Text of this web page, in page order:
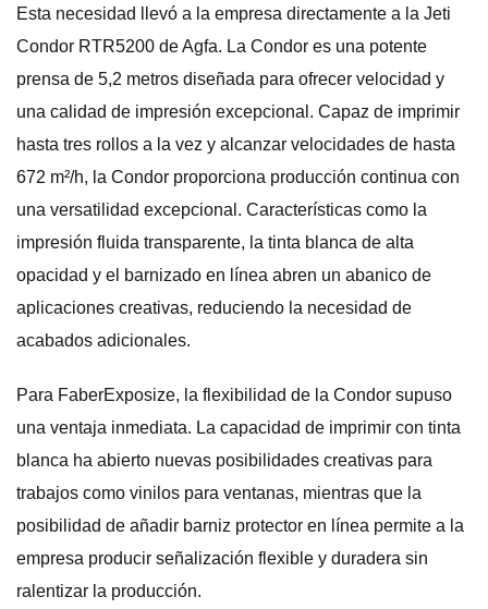
Esta necesidad llevó a la empresa directamente a la Jeti
Condor RTR5200 de Agfa. La Condor es una potente
prensa de 5,2 metros diseñada para ofrecer velocidad y
una calidad de impresión excepcional. Capaz de imprimir
hasta tres rollos a la vez y alcanzar velocidades de hasta
672 m²/h, la Condor proporciona producción continua con
una versatilidad excepcional. Características como la
impresión fluida transparente, la tinta blanca de alta
opacidad y el barnizado en línea abren un abanico de
aplicaciones creativas, reduciendo la necesidad de
acabados adicionales.
Para FaberExposize, la flexibilidad de la Condor supuso
una ventaja inmediata. La capacidad de imprimir con tinta
blanca ha abierto nuevas posibilidades creativas para
trabajos como vinilos para ventanas, mientras que la
posibilidad de añadir barniz protector en línea permite a la
empresa producir señalización flexible y duradera sin
ralentizar la producción.